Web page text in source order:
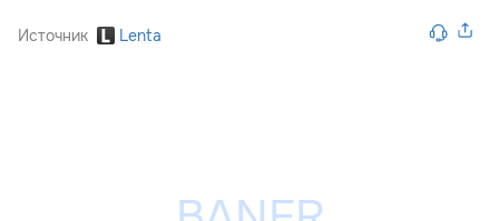
Источник Lenta